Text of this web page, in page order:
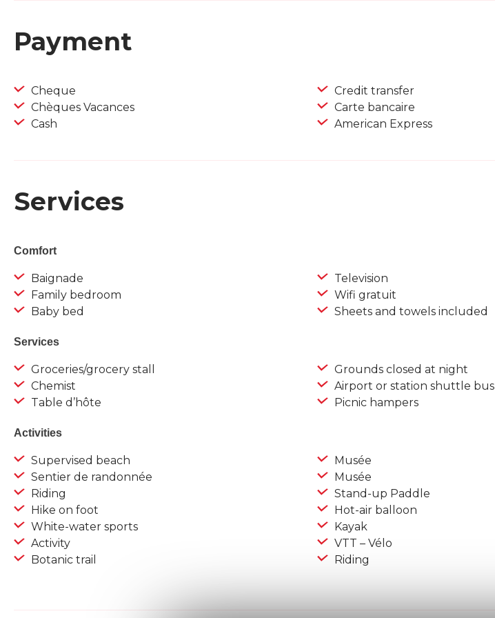
Payment
Cheque
Chèques Vacances
Cash
Credit transfer
Carte bancaire
American Express
Services
Comfort
Baignade
Family bedroom
Baby bed
Television
Wifi gratuit
Sheets and towels included
Services
Groceries/grocery stall
Chemist
Table d’hôte
Grounds closed at night
Airport or station shuttle bus
Picnic hampers
Activities
Supervised beach
Sentier de randonnée
Riding
Hike on foot
White-water sports
Activity
Botanic trail
Musée
Musée
Stand-up Paddle
Hot-air balloon
Kayak
VTT – Vélo
Riding